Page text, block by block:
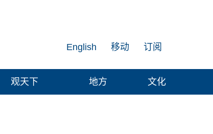
订阅
移动
English
观天下 地方 文化